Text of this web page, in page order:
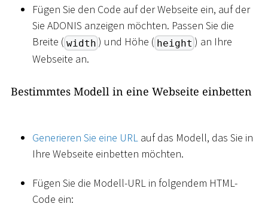
Fügen Sie den Code auf der Webseite ein, auf der
Sie ADONIS anzeigen möchten. Passen Sie die
Breite ( width ) und Höhe ( height ) an Ihre
Webseite an.
Bestimmtes Modell in eine Webseite einbetten
Generieren Sie eine URL auf das Modell, das Sie in
Ihre Webseite einbetten möchten.
Fügen Sie die Modell-URL in folgendem HTML-
Code ein: